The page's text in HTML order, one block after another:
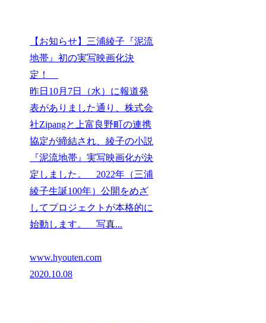
【お知らせ】三浦綾子『泥流
地帯』初の実写映画化決
定！
昨日10月7日（水）に報道発
表がありました通り、株式会
社Zipangと上富良野町の連携
協定が締結され、綾子の小説
『泥流地帯』実写映画化が決
定しました。 2022年（三浦
綾子生誕100年）公開をめざ
してプロジェクトが本格的に
始動します。 写真...
www.hyouten.com
2020.10.08